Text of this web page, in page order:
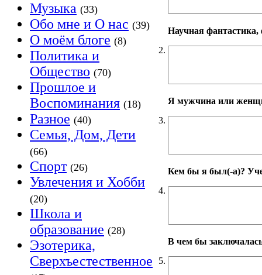
Музыка (33)
Обо мне и О нас (39)
О моём блоге (8)
Политика и
Общество (70)
Прошлое и
Воспоминания (18)
Разное (40)
Семья, Дом, Дети
(66)
Спорт (26)
Увлечения и Хобби
(20)
Школа и
образование (28)
Эзотерика,
Сверхъестественное
2.
Научная фантастика,
3.
Я мужчина или
4.
Кем бы я был(-а)?
5.
В чем бы